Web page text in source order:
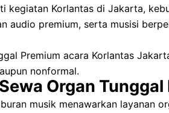
kegiatan Korlantas di Jakarta,
audio premium, serta musisi
Premium acara Korlantas
nonformal.
Organ Tunggal
musik menawarkan layanan